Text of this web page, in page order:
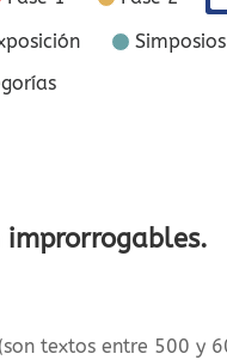
improrrogables.
textos entre 500 y